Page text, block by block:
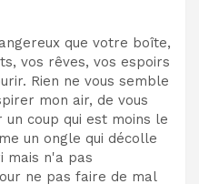
que votre boîte,
vos rêves, vos espoirs
Rien ne vous semble
mon air, de vous
coup qui est moins le
un ongle qui décolle
mais n'a pas
ne pas faire de mal